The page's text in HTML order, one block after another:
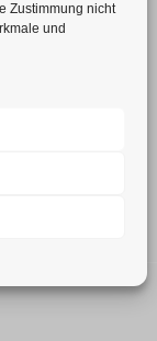
Zustimmung nicht
und